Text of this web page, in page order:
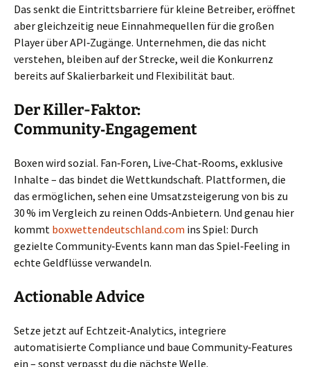
Das senkt die Eintrittsbarriere für kleine Betreiber, eröffnet
aber gleichzeitig neue Einnahmequellen für die großen
Player über API‑Zugänge. Unternehmen, die das nicht
verstehen, bleiben auf der Strecke, weil die Konkurrenz
bereits auf Skalierbarkeit und Flexibilität baut.
Der Killer-Faktor:
Community‑Engagement
Boxen wird sozial. Fan‑Foren, Live‑Chat‑Rooms, exklusive
Inhalte – das bindet die Wettkundschaft. Plattformen, die
das ermöglichen, sehen eine Umsatzsteigerung von bis zu
30 % im Vergleich zu reinen Odds‑Anbietern. Und genau hier
kommt boxwettendeutschland.com ins Spiel: Durch
gezielte Community‑Events kann man das Spiel‑Feeling in
echte Geldflüsse verwandeln.
Actionable Advice
Setze jetzt auf Echtzeit‑Analytics, integriere
automatisierte Compliance und baue Community‑Features
ein – sonst verpasst du die nächste Welle.